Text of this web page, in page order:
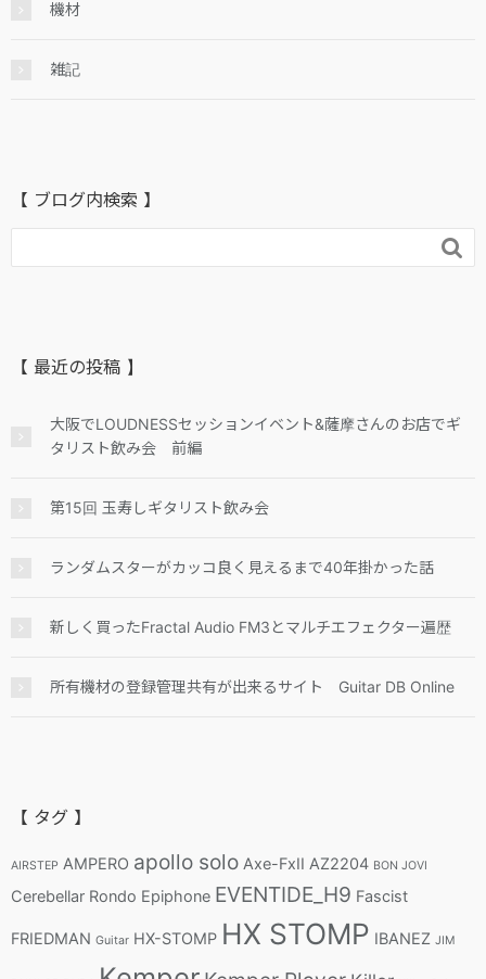
機材
雑記
【 ブログ内検索 】

【 最近の投稿 】
大阪でLOUDNESSセッションイベント&薩摩さんのお店でギ
タリスト飲み会 前編
第15回 玉寿しギタリスト飲み会
ランダムスターがカッコ良く見えるまで40年掛かった話
新しく買ったFractal Audio FM3とマルチエフェクター遍歴
所有機材の登録管理共有が出来るサイト Guitar DB Online
【 タグ 】
AIRSTEP AMPERO apollo solo Axe-FxII AZ2204 BON JOVI
Cerebellar Rondo Epiphone EVENTIDE_H9 Fascist
FRIEDMAN Guitar HX-STOMP HX STOMP IBANEZ JIM